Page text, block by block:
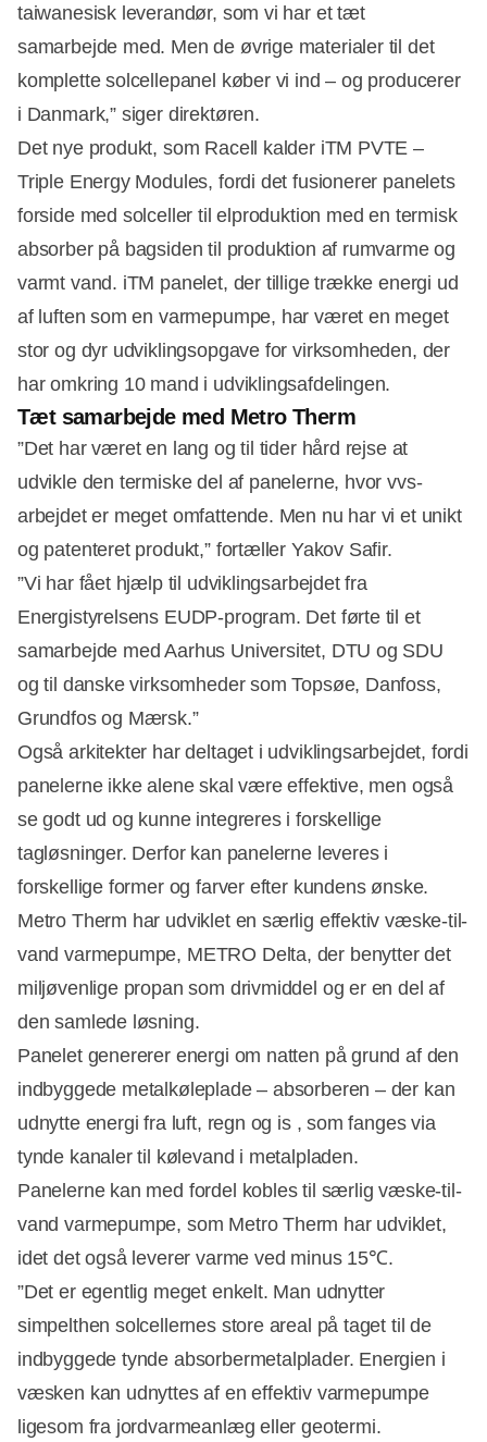
taiwanesisk leverandør, som vi har et tæt
samarbejde med. Men de øvrige materialer til det
komplette solcellepanel køber vi ind – og producerer
i Danmark,” siger direktøren.
Det nye produkt, som Racell kalder iTM PVTE –
Triple Energy Modules, fordi det fusionerer panelets
forside med solceller til elproduktion med en termisk
absorber på bagsiden til produktion af rumvarme og
varmt vand. iTM panelet, der tillige trække energi ud
af luften som en varmepumpe, har været en meget
stor og dyr udviklingsopgave for virksomheden, der
har omkring 10 mand i udviklingsafdelingen.
Tæt samarbejde med Metro Therm
”Det har været en lang og til tider hård rejse at
udvikle den termiske del af panelerne, hvor vvs-
arbejdet er meget omfattende. Men nu har vi et unikt
og patenteret produkt,” fortæller Yakov Safir.
”Vi har fået hjælp til udviklingsarbejdet fra
Energistyrelsens EUDP-program. Det førte til et
samarbejde med Aarhus Universitet, DTU og SDU
og til danske virksomheder som Topsøe, Danfoss,
Grundfos og Mærsk.”
Også arkitekter har deltaget i udviklingsarbejdet, fordi
panelerne ikke alene skal være effektive, men også
se godt ud og kunne integreres i forskellige
tagløsninger. Derfor kan panelerne leveres i
forskellige former og farver efter kundens ønske.
Metro Therm har udviklet en særlig effektiv væske-til-
vand varmepumpe, METRO Delta, der benytter det
miljøvenlige propan som drivmiddel og er en del af
den samlede løsning.
Panelet genererer energi om natten på grund af den
indbyggede metalkøleplade – absorberen – der kan
udnytte energi fra luft, regn og is , som fanges via
tynde kanaler til kølevand i metalpladen.
Panelerne kan med fordel kobles til særlig væske-til-
vand varmepumpe, som Metro Therm har udviklet,
idet det også leverer varme ved minus 15℃.
”Det er egentlig meget enkelt. Man udnytter
simpelthen solcellernes store areal på taget til de
indbyggede tynde absorbermetalplader. Energien i
væsken kan udnyttes af en effektiv varmepumpe
ligesom fra jordvarmeanlæg eller geotermi.